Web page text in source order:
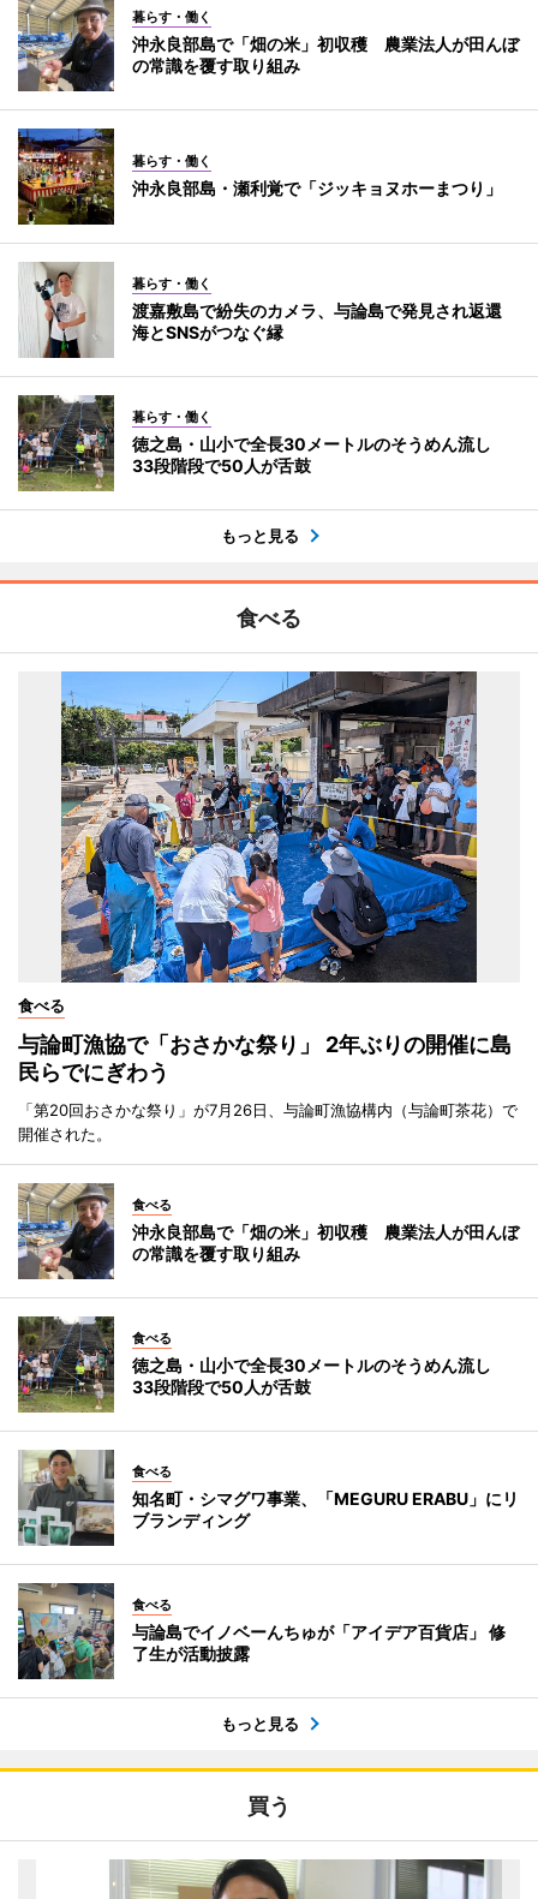
暮らす・働く
沖永良部島で「畑の米」初収穫 農業法人が田んぼ
の常識を覆す取り組み
暮らす・働く
沖永良部島・瀬利覚で「ジッキョヌホーまつり」
暮らす・働く
渡嘉敷島で紛失のカメラ、与論島で発見され返還
海とSNSがつなぐ縁
暮らす・働く
徳之島・山小で全長30メートルのそうめん流し
33段階段で50人が舌鼓
もっと見る
食べる
食べる
与論町漁協で「おさかな祭り」 2年ぶりの開催に島
民らでにぎわう
「第20回おさかな祭り」が7月26日、与論町漁協構内（与論町茶花）で
開催された。
食べる
沖永良部島で「畑の米」初収穫 農業法人が田んぼ
の常識を覆す取り組み
食べる
徳之島・山小で全長30メートルのそうめん流し
33段階段で50人が舌鼓
食べる
知名町・シマグワ事業、「MEGURU ERABU」にリ
ブランディング
食べる
与論島でイノベーんちゅが「アイデア百貨店」 修
了生が活動披露
もっと見る
買う